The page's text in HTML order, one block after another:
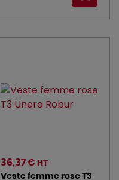
36,37 € HT
Veste femme rose T3